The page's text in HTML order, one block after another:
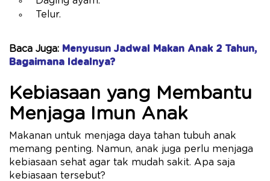
Telur.
Baca Juga: Menyusun Jadwal Makan Anak 2 Tahun,
Bagaimana Idealnya?
Kebiasaan yang Membantu
Menjaga Imun Anak
Makanan untuk menjaga daya tahan tubuh anak
memang penting. Namun, anak juga perlu menjaga
kebiasaan sehat agar tak mudah sakit. Apa saja
kebiasaan tersebut?